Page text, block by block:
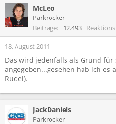
McLeo
Parkrocker
Beiträge
12.493
18. August 2011
Das wird jedenfalls als Grund für
angegeben...gesehen hab ich es
Rudel).
JackDaniels
Parkrocker